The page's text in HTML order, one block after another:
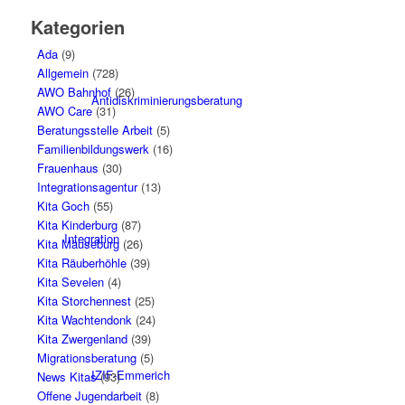
Antidiskriminierungsberatung
Integration
IZIF-Emmerich
Kategorien
Ada(9)
Allgemein(728)
AWO Bahnhof(26)
AWO Care(31)
Beratungsstelle Arbeit(5)
Familienbildungswerk(16)
Frauenhaus (30)
Integrationsagentur(13)
Kita Goch(55)
Kita Kinderburg(87)
Kita Mäuseburg(26)
Kita Räuberhöhle(39)
Kita Sevelen(4)
Kita Storchennest(25)
Kita Wachtendonk(24)
Kita Zwergenland(39)
Migrationsberatung(5)
News Kitas(93)
Offene Jugendarbeit(8)